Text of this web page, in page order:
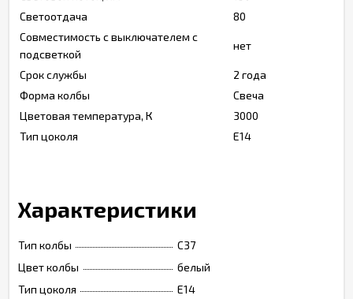
Светоотдача
80
Совместимость с выключателем с
подсветкой
нет
Срок службы
2 года
Форма колбы
Свеча
Цветовая температура, К
3000
Тип цоколя
Е14
Характеристики
Тип колбы
C37
Цвет колбы
белый
Тип цоколя
Е14